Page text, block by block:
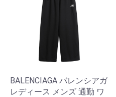
BALENCIAGA バレンシアガ
レディース メンズ 通勤 ワ